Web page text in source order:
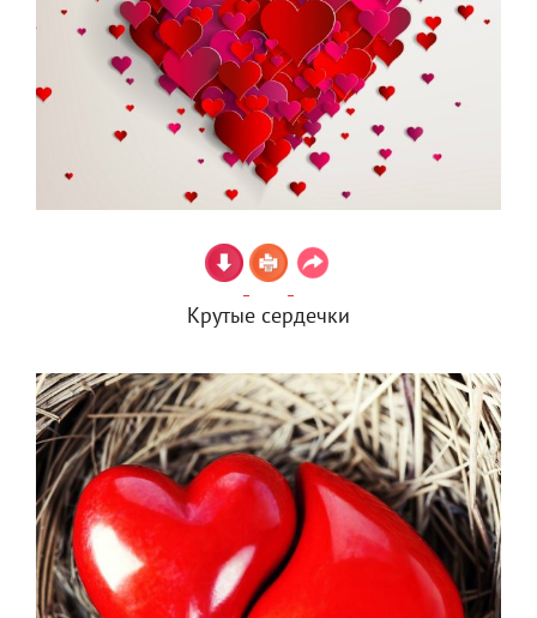
Крутые сердечки